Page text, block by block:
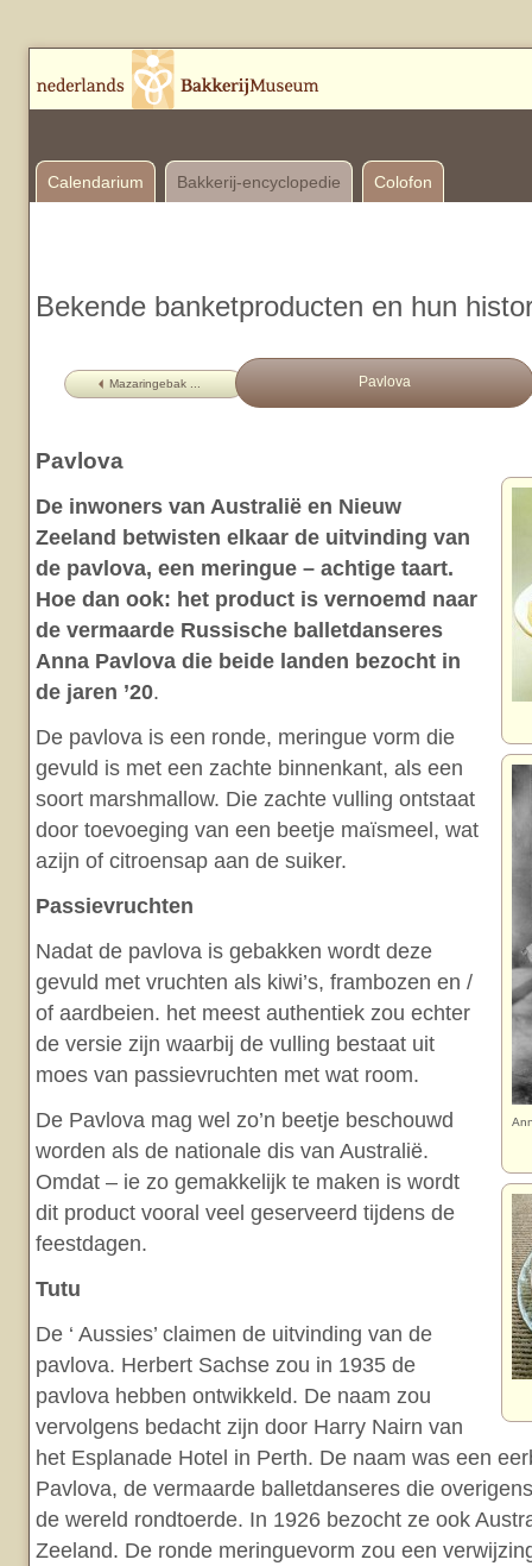
Calendarium Bakkerij-encyclopedie Colofon
Bekende banketproducten en hun
Mazaringebak ... Pavlova
Pavlova
De inwoners van Australië en Nieuw
Zeeland betwisten elkaar de uitvinding van
de pavlova, een meringue – achtige taart.
Hoe dan ook: het product is vernoemd naar
de vermaarde Russische balletdanseres
Anna Pavlova die beide landen bezocht in
de jaren ’20.
De pavlova is een ronde, meringue vorm die
gevuld is met een zachte binnenkant, als een
soort marshmallow. Die zachte vulling ontstaat
door toevoeging van een beetje maïsmeel, wat
azijn of citroensap aan de suiker.
Passievruchten
Nadat de pavlova is gebakken wordt deze
gevuld met vruchten als kiwi’s, frambozen en /
of aardbeien. het meest authentiek zou echter
de versie zijn waarbij de vulling bestaat uit
moes van passievruchten met wat room.
De Pavlova mag wel zo’n beetje beschouwd
worden als de nationale dis van Australië.
Omdat – ie zo gemakkelijk te maken is wordt
dit product vooral veel geserveerd tijdens de
feestdagen.
Tutu
De ‘ Aussies’ claimen de uitvinding van de
pavlova. Herbert Sachse zou in 1935 de
pavlova hebben ontwikkeld. De naam zou
vervolgens bedacht zijn door Harry Nairn van
het Esplanade Hotel in Perth. De naam was een
Pavlova, de vermaarde balletdanseres die
de wereld rondtoerde. In 1926 bezocht ze ook
Zeeland. De ronde meringuevorm zou een